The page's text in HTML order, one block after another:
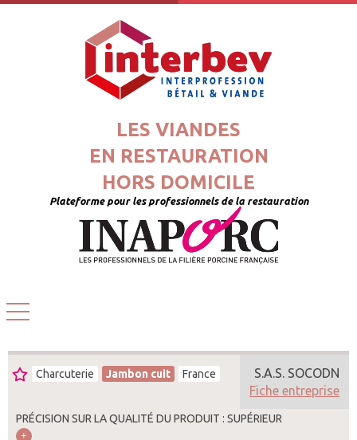
LES VIANDES
EN RESTAURATION
HORS DOMICILE
Plateforme pour les professionnels de la restauration
Charcuterie Jambon cuit France
PRÉCISION SUR LA QUALITÉ DU PRODUIT : SUPÉRIEUR
S.A.S. SOCODN
Fiche entreprise